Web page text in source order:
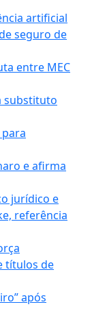
artificial
seguro de
entre MEC
substituto
e afirma
jurídico e
referência
títulos de
após